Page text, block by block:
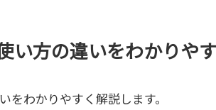
い方の違いをわかりや
をわかりやすく解説します。